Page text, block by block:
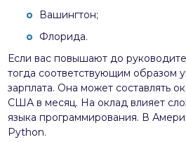
Вашингтон;
Флорида.
Если вас повышают до
тогда соответствующим образом
зарплата. Она может составлять
США в месяц. На оклад влияет
языка программирования. В
Python.